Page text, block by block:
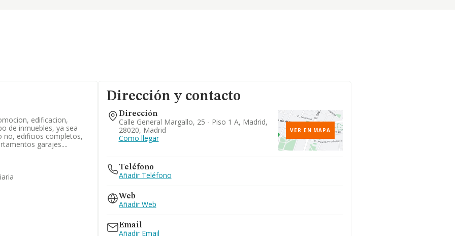
edificacion,
de inmuebles, ya sea
no, edificios completos,
garajes....
Dirección y contacto
Dirección
Calle General Margallo, 25 - Piso 1 A, Madrid,
28020, Madrid
Como llegar
VER EN MAPA
Teléfono
Añadir Teléfono
Web
Añadir Web
Email
Añadir Email